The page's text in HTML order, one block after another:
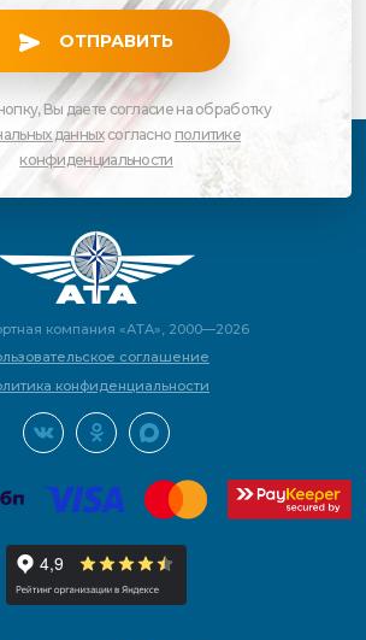
ОТПРАВИТЬ
Вы даете согласие на обработку
данныхсогласно политике
конфиденциальности
компания «АТА», 2000—2026
соглашение
конфиденциальности